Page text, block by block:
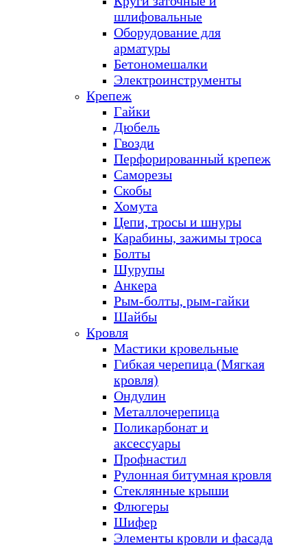
шлифовальные
Оборудование для
арматуры
Бетономешалки
Электроинструменты
Крепеж
Гайки
Дюбель
Гвозди
Перфорированный крепеж
Саморезы
Скобы
Хомута
Цепи, тросы и шнуры
Карабины, зажимы троса
Болты
Шурупы
Анкера
Рым-болты, рым-гайки
Шайбы
Кровля
Мастики кровельные
Гибкая черепица (Мягкая
кровля)
Ондулин
Металлочерепица
Поликарбонат и
аксессуары
Профнастил
Рулонная битумная кровля
Стеклянные крыши
Флюгеры
Шифер
Элементы кровли и фасада